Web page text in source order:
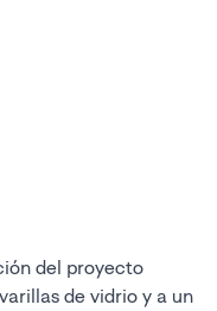
del proyecto
de vidrio y a un